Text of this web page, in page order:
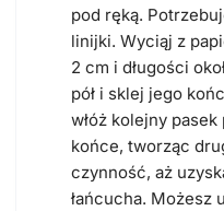
pod ręką.
linijki. Wyciąj z
2 cm i długości
pół i sklej jego
włóż kolejny
końce, tworząc
czynność, aż
łańcucha. Możesz